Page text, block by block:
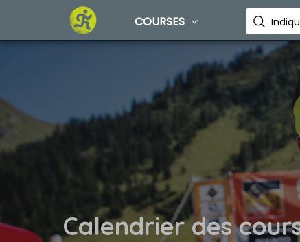
COURSES
Calendrier des